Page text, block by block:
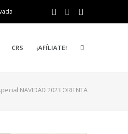
CRS ¡AFÍLIATE!
NAVIDAD 2023 ORIENTA